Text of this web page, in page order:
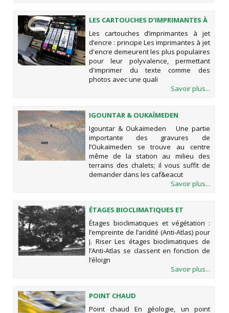
LES CARTOUCHES D’IMPRIMANTES À
JET D’ENCRE : PRINCIPE
Les cartouches d’imprimantes à jet
d’encre : principe Les imprimantes à jet
d'encre demeurent les plus populaires
pour leur polyvalence, permettant
d'imprimer du texte comme des
photos avec une quali
Savoir plus...
IGOUNTAR & OUKAÏMEDEN
Igountar & Oukaïmeden Une partie
importante des gravures de
l’Oukaïmeden se trouve au centre
même de la station au milieu des
terrains des chalets; il vous suffit de
demander dans les caf&eacut
Savoir plus...
ÉTAGES BIOCLIMATIQUES ET
VÉGÉTATION : L’EMPREINTE DE
L’ARIDITÉ (ANTI-ATLAS) POUR J.
RISER
Étages bioclimatiques et végétation :
l’empreinte de l’aridité (Anti-Atlas) pour
J. Riser Les étages bioclimatiques de
l’Anti-Atlas se classent en fonction de
l’éloign
Savoir plus...
POINT CHAUD
Point chaud En géologie, un point